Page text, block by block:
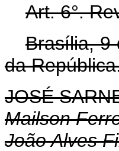
Art. 6°.
Brasília, 9
da
JOSÉ
Mailson
João Alves